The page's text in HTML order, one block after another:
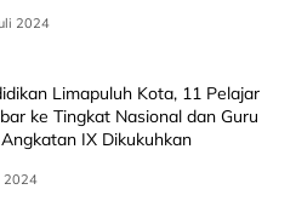
2024
Limapuluh Kota, 11 Pelajar
ke Tingkat Nasional dan Guru
IX Dikukuhkan
2024